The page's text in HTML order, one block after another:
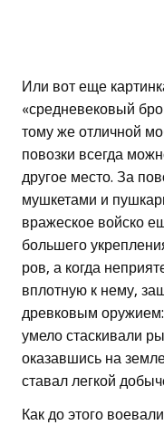
Или вот еще
«средневековый
тому же отличной
повозки всегда
другое место. За
мушкетами и
вражеское войско
большего
ров, а когда
вплотную к нему,
древковым
умело стаскивали
оказавшись на
ставал легкой
Как до этого